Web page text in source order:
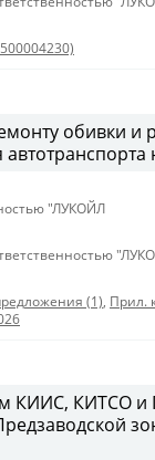
обивки и
"ЛУКОЙЛ
(1), Прил.
КИИС, КИТСО и